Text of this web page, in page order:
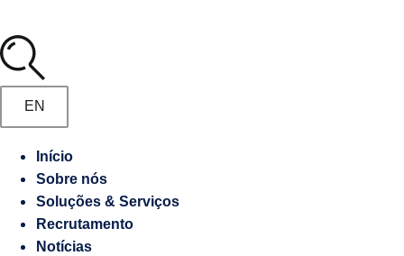
Recrutamento
Responsabilidade
socioambiental
Gestão
Contraordenações
EN
Início
Sobre nós
Soluções & Serviços
Recrutamento
Notícias